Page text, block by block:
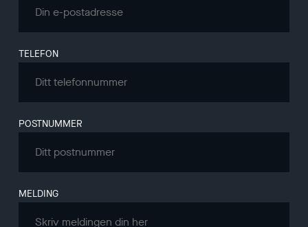
TELEFON
POSTNUMMER
MELDING